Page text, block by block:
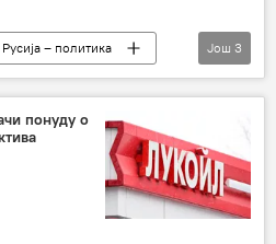
Русија – политика
национализација
Још 3
понуду о